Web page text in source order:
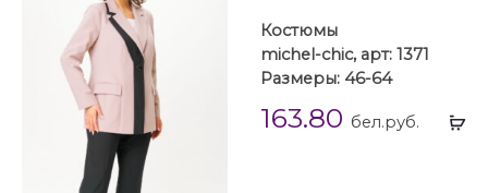
Костюмы
michel-chic, арт: 1371
Размеры: 46-64
163.80 бел.руб.